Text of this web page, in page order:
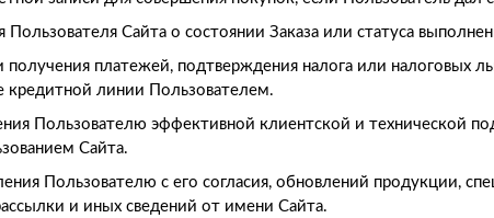
Сайта о состоянии Заказа или статуса
платежей, подтверждения налога или налоговых
кредитной линии Пользователем.
Пользователю эффективной клиентской и технической
Сайта.
Пользователю с его согласия, обновлений продукции,
и иных сведений от имени Сайта.